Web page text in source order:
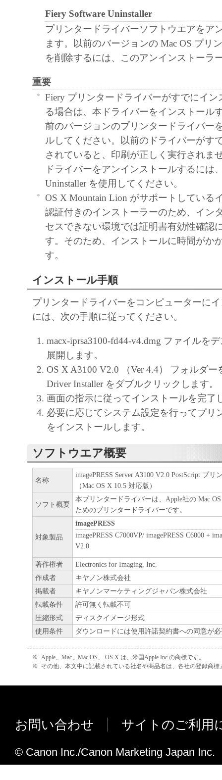
Fiery Software Uninstaller
プリンタードライバーソフトウエアをア
ます。以前のバージョンの Mac OS プリ
を削除するには、このアンインストーラ
重要
Fiery プリンタードライバーがすでにイン
る場合は、本ドライバーをインストール
前のバージョンのプリンタードライバー
ルしてください。以前のドライバーがす
されていると、印刷が正しく実行されま
ドライバーをアンインストールするには
Uninstaller を使用してください。
OS X Mountain Lion がサポートしている
認証付きのインストーラーのため、イン
セスできない環境では証明書有効性確認
す。そのため、インストールに時間がか
す。
インストール手順
プリンタードライバーをコンピューターに
には、次の手順に従ってください。
macx-iprsa3100-fd44-v4.dmg ファイルを
展開します。
OS X A3100 V2.0 （Ver 4.4） フォルダー
Driver Installer をダブルクリックします。
画面の指示に従ってインストールを完了
必要に応じてシステム設定を行ってプリ
をインストールします。
ソフトウエア概要
名称
imagePRESS Server A3100 V2.0 PostScript プリ
（Mac OS X 10.5 対応版）
ソフト概要
本プリンタードライバーは、Apple社の Mac
ためのプリンタードライバーです。
対象製品
imagePRESS
imagePRESS C7000VP/ imagePRESS C6000 +
V2.0
著作権者
Electronics for Imaging, Inc.
作成者
キヤノン株式会社
掲載者
キヤノンマーケティングジャパン株式会社
転載条件
許可無く転載不可
圧縮形式
ディスクイメージ形式
使用条件
ダウンロードには使用許諾契約書への同意が
※ Apple、Mac、Mac OS、 OS X は、米国Apple Inc.の商標です。
※ その他、本文中に記載されている社名や商品名は、各社の登録商標
お問い合わせ サイトのご利用
© Canon Inc./Canon Marketing Japan Inc.